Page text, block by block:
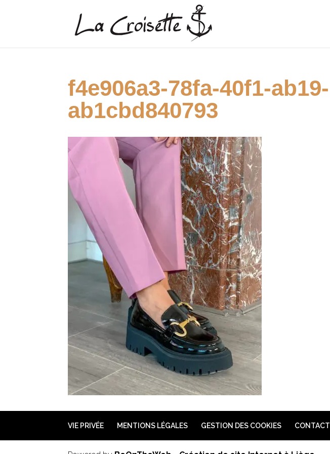
f4e906a3-78fa-40f1-ab19-
ab1cbd840793
VIE PRIVÉE MENTIONS LÉGALES GESTION DES COOKIES CONTACT